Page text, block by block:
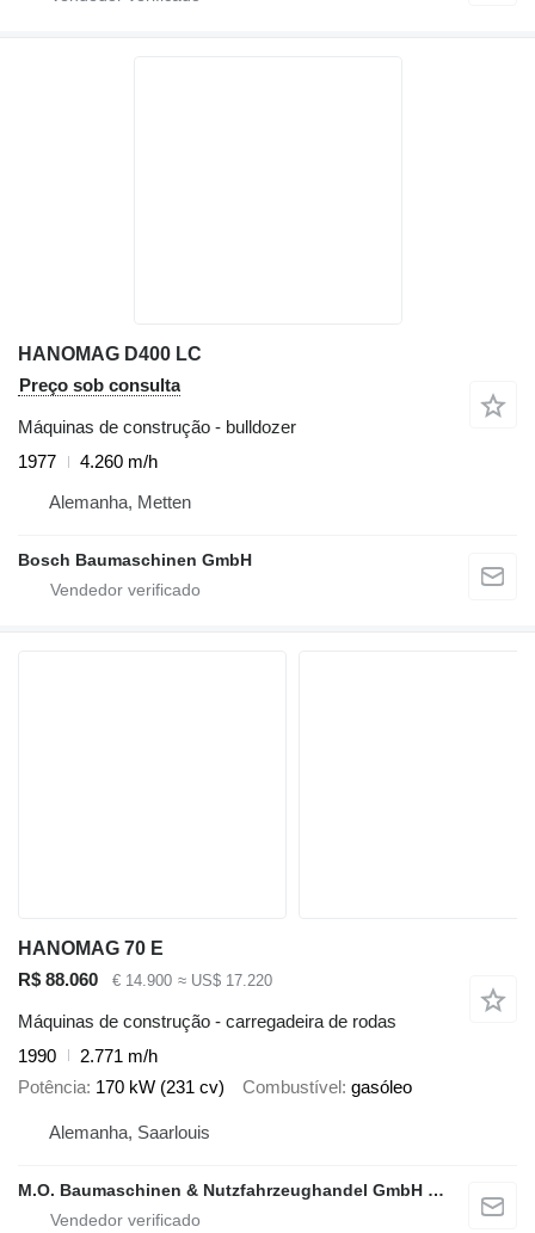
HANOMAG D400 LC
Preço sob consulta
Máquinas de construção - bulldozer
1977
4.260 m/h
Alemanha, Metten
Bosch Baumaschinen GmbH
HANOMAG 70 E
R$ 88.060
€ 14.900 ≈ US$ 17.220
Máquinas de construção - carregadeira de rodas
1990
2.771 m/h
Potência 170 kW (231 cv) Combustível gasóleo
Alemanha, Saarlouis
M.O. Baumaschinen & Nutzfahrzeughandel GmbH & CO.